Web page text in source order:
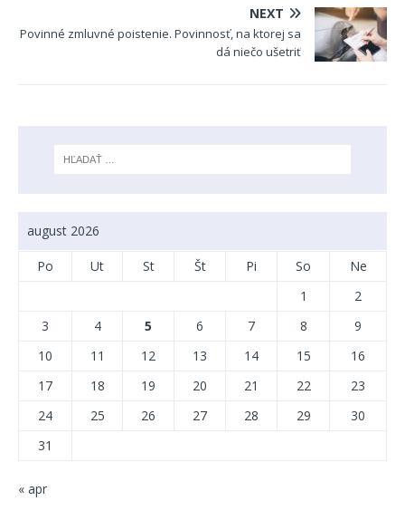
NEXT
Povinné zmluvné poistenie. Povinnosť, na ktorej sa
dá niečo ušetriť
august 2026
Po Ut St Št Pi So
Ne
1
2
3
4 5 6 7 8
9
10
11 12 13 14 15
16
17
18 19 20 21 22
23
24
25 26 27 28 29
30
31
« apr